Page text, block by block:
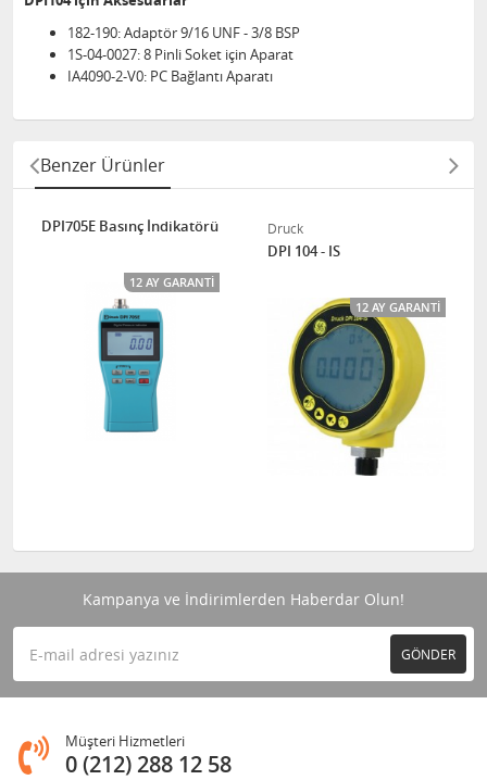
182-190​: Adaptör 9/16 UNF - 3/8 BSP
1S-04-0027: 8 Pinli Soket için Aparat
IA4090-2-V0: PC Bağlantı Aparatı
Benzer Ürünler
DPI705E Basınç İndikatörü
12 AY GARANTI
Druck
DPI 104 - IS
12 AY GARANTI
Kampanya ve İndirimlerden Haberdar Olun!
GÖNDER
Müşteri Hizmetleri
0 (212) 288 12 58